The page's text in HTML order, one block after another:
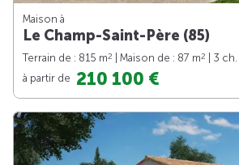
Maison à
Le Champ-Saint-Père (85)
Terrain de : 815 m2 | Maison de : 87 m2
| 3 ch.
à partir de 210 100 €